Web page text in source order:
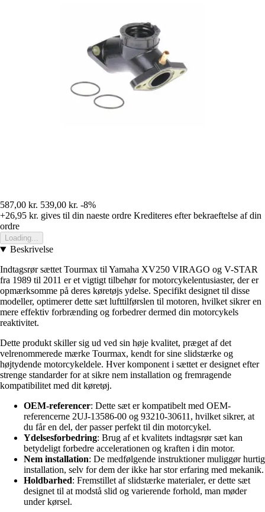
587,00 kr. 539,00 kr. -8%
+26,95 kr. gives til din naeste ordre Krediteres efter bekraeftelse af din
ordre
Loading...
Beskrivelse
Indtagsrør sættet Tourmax til Yamaha XV250 VIRAGO og V-STAR
fra 1989 til 2011 er et vigtigt tilbehør for motorcykelentusiaster, der er
opmærksomme på deres køretøjs ydelse. Specifikt designet til disse
modeller, optimerer dette sæt lufttilførslen til motoren, hvilket sikrer en
mere effektiv forbrænding og forbedrer dermed din motorcykels
reaktivitet.
Dette produkt skiller sig ud ved sin høje kvalitet, præget af det
velrenommerede mærke Tourmax, kendt for sine slidstærke og
højtydende motorcykeldele. Hver komponent i sættet er designet efter
strenge standarder for at sikre nem installation og fremragende
kompatibilitet med dit køretøj.
OEM-referencer: Dette sæt er kompatibelt med OEM-
referencerne 2UJ-13586-00 og 93210-30611, hvilket sikrer, at
du får en del, der passer perfekt til din motorcykel.
Ydelsesforbedring: Brug af et kvalitets indtagsrør sæt kan
betydeligt forbedre accelerationen og kraften i din motor.
Nem installation: De medfølgende instruktioner muliggør hurtig
installation, selv for dem der ikke har stor erfaring med mekanik.
Holdbarhed: Fremstillet af slidstærke materialer, er dette sæt
designet til at modstå slid og varierende forhold, man møder
under kørsel.